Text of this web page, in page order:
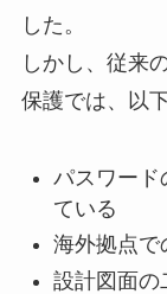
した。
しかし、従来
保護では、以
パスワード
ている
海外拠点で
設計図面の